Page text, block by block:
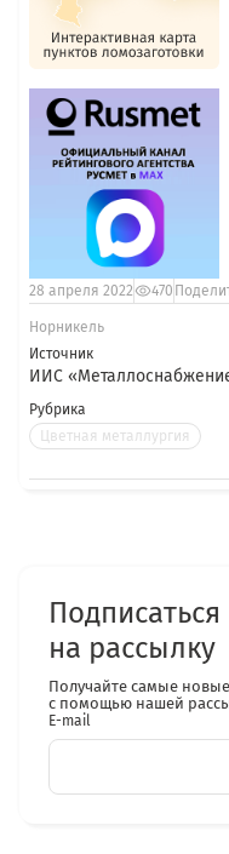
Источник
ИИС
Рубрика
Цветная металлургия
28 апреля 2022 470
Норникель
Подписаться
на рассылку
Получайте самые
с помощью нашей
E-mail